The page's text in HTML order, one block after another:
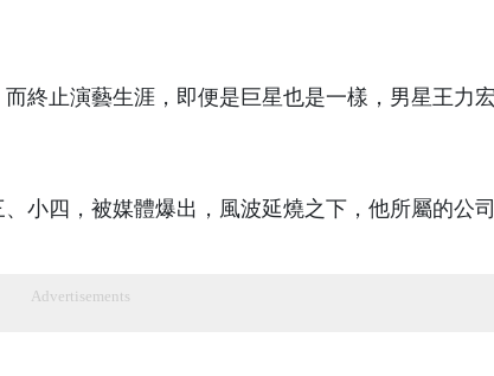
終止演藝生涯，即便是巨星也是一樣，男星王力
小四，被媒體爆出，風波延燒之下，他所屬的公
Advertisements